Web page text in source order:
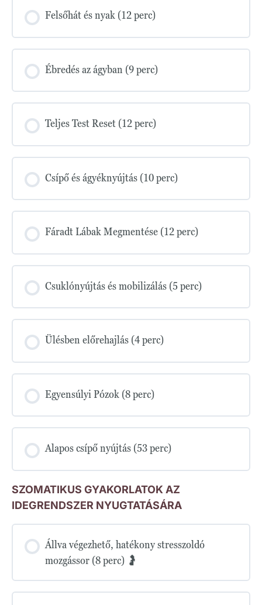
Felsőhát és nyak (12 perc)
Ébredés az ágyban (9 perc)
Teljes Test Reset (12 perc)
Csípő és ágyéknyújtás (10 perc)
Fáradt Lábak Megmentése (12 perc)
Csuklónyújtás és mobilizálás (5 perc)
Ülésben előrehajlás (4 perc)
Egyensúlyi Pózok (8 perc)
Alapos csípő nyújtás (53 perc)
SZOMATIKUS GYAKORLATOK AZ
IDEGRENDSZER NYUGTATÁSÁRA
Állva végezhető, hatékony stresszoldó
mozgássor (8 perc) 🤰